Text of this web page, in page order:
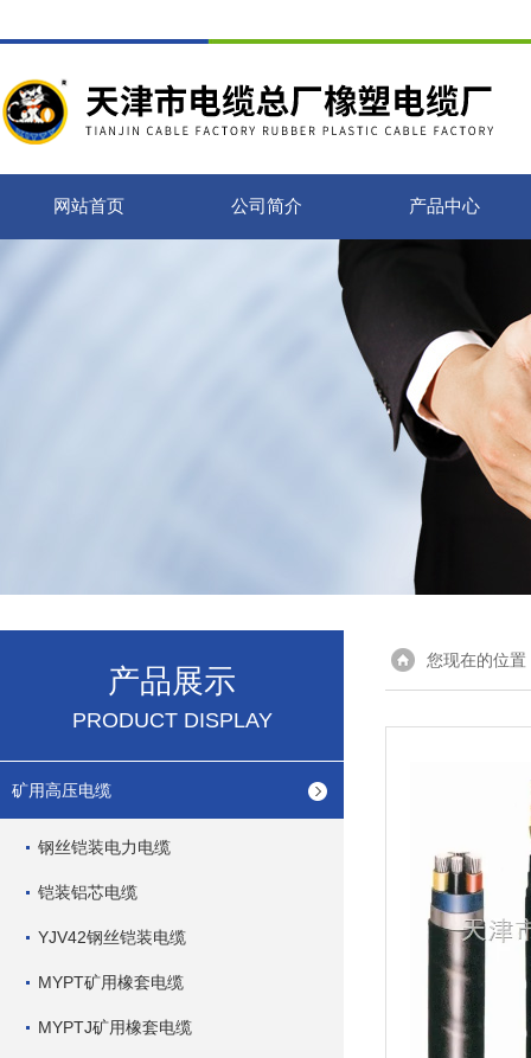
网站首页 公司简介 产品中心
产品展示
PRODUCT DISPLAY
矿用高压电缆
钢丝铠装电力电缆
铠装铝芯电缆
YJV42钢丝铠装电缆
MYPT矿用橡套电缆
MYPTJ矿用橡套电缆
您现在的位置